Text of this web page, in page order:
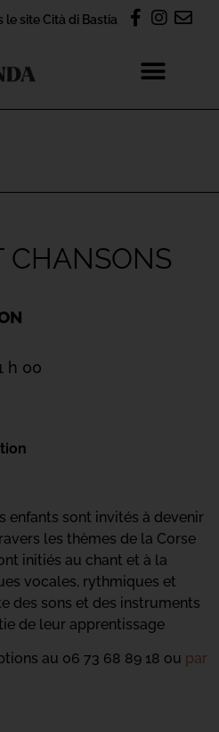
le site Cità di Bastia
CHANSONS
h 00
enfants sont invités à devenir
les thèmes de la Corse
initiés au chant et à la
vocales, rythmiques et
des sons et des instruments
de leur apprentissage
au 06 73 68 89 18 ou par